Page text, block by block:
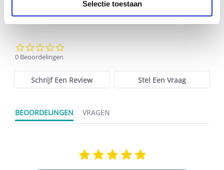
Selectie toestaan
0 Beoordelingen
Schrijf Een Review Stel Een Vraag
BEOORDELINGEN VRAGEN